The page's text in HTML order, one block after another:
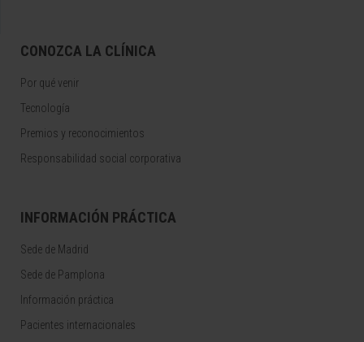
CONOZCA LA CLÍNICA
Por qué venir
Tecnología
Premios y reconocimientos
Responsabilidad social corporativa
INFORMACIÓN PRÁCTICA
Sede de Madrid
Sede de Pamplona
Información práctica
Pacientes internacionales